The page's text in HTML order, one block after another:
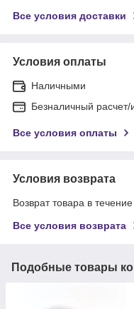
Все условия доставки
Условия оплаты
Наличными
Безналичный расчет/
Все условия оплаты
Условия возврата
Возврат товара в
Все условия возврата
Подобные товары